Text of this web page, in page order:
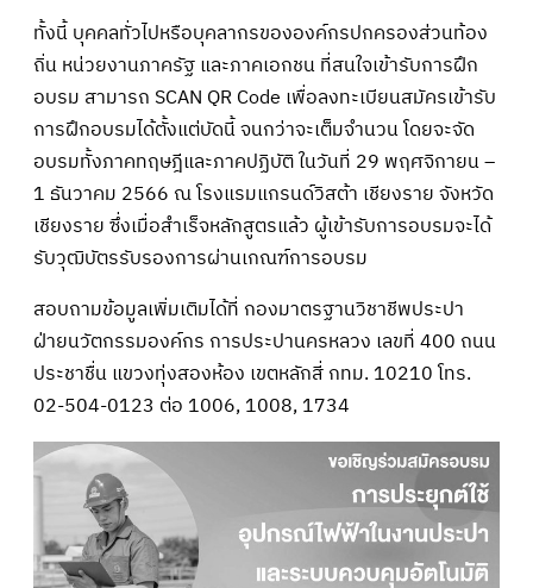
ทั้งนี้ บุคคลทั่วไปหรือบุคลากรขององค์กรปกครองส่วนท้อง
ถิ่น หน่วยงานภาครัฐ และภาคเอกชน ที่สนใจเข้ารับการฝึก
อบรม สามารถ SCAN QR Code เพื่อลงทะเบียนสมัครเข้ารับ
การฝึกอบรมได้ตั้งแต่บัดนี้ จนกว่าจะเต็มจำนวน โดยจะจัด
อบรมทั้งภาคทฤษฎีและภาคปฏิบัติ ในวันที่ 29 พฤศจิกายน –
1 ธันวาคม 2566 ณ โรงแรมแกรนด์วิสต้า เชียงราย จังหวัด
เชียงราย ซึ่งเมื่อสำเร็จหลักสูตรแล้ว ผู้เข้ารับการอบรมจะได้
รับวุฒิบัตรรับรองการผ่านเกณฑ์การอบรม
สอบถามข้อมูลเพิ่มเติมได้ที่ กองมาตรฐานวิชาชีพประปา
ฝ่ายนวัตกรรมองค์กร การประปานครหลวง เลขที่ 400 ถนน
ประชาชื่น แขวงทุ่งสองห้อง เขตหลักสี่ กทม. 10210 โทร.
02-504-0123 ต่อ 1006, 1008, 1734